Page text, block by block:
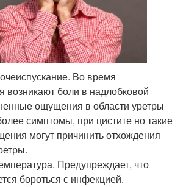
Во время
возникают боли в надлобковой
ощущения в области уретры
симптомы, при цистите но такие
могут причинить отхождения
Предупреждает, что
бороться с инфекцией.